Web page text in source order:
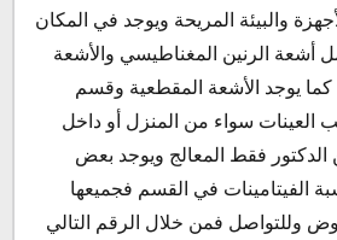
والبيئة المريحة ويوجد في المكان
الرنين المغناطيسي والأشعة
كما يوجد الأشعة المقطعية وقسم
سواء من المنزل أو داخل
فقط المعالج ويوجد بعض
الفيتامينات في القسم فجميعها
وللتواصل فمن خلال الرقم التالي